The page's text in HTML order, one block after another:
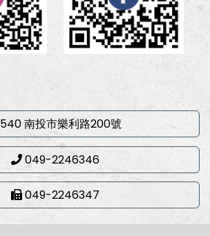
540 南投市樂利路200號
049-2246346
049-2246347